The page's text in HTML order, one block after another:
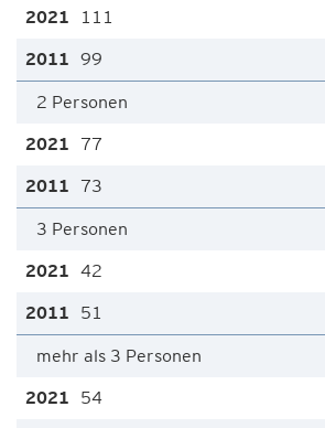
111
99
2 Personen
77
73
3 Personen
42
51
mehr als 3 Personen
54